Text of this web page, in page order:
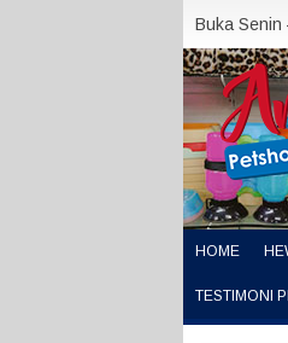
Buka Senin
HOME
TESTIMONI